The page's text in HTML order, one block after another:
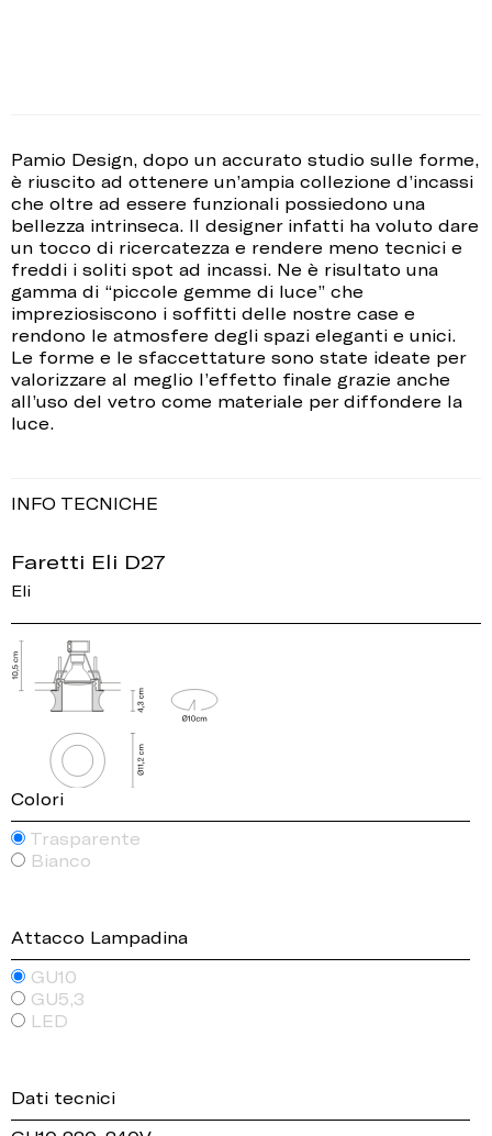
Pamio Design, dopo un accurato studio sulle forme,
è riuscito ad ottenere un’ampia collezione d’incassi
che oltre ad essere funzionali possiedono una
bellezza intrinseca. Il designer infatti ha voluto dare
un tocco di ricercatezza e rendere meno tecnici e
freddi i soliti spot ad incassi. Ne è risultato una
gamma di “piccole gemme di luce” che
impreziosiscono i soffitti delle nostre case e
rendono le atmosfere degli spazi eleganti e unici.
Le forme e le sfaccettature sono state ideate per
valorizzare al meglio l’effetto finale grazie anche
all’uso del vetro come materiale per diffondere la
luce.
INFO TECNICHE
Faretti Eli D27
Eli
Colori
Trasparente
Bianco
Attacco Lampadina
GU10
GU5,3
LED
Dati tecnici